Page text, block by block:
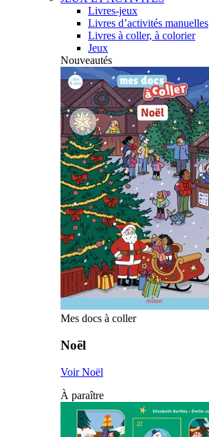
Livres-jeux
Livres d’activités manuelles
Livres à coller, à colorier
Jeux
Nouveautés
Mes docs à coller
Noël
Voir Noël
À paraître